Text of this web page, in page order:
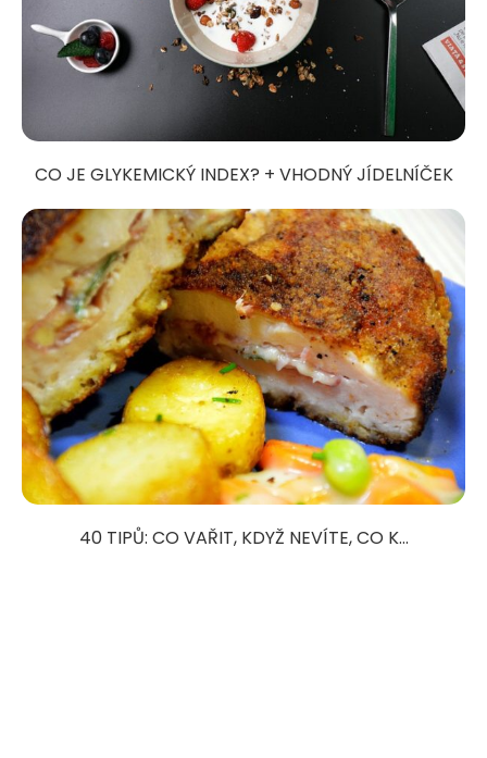
CO JE GLYKEMICKÝ INDEX? + VHODNÝ JÍDELNÍČEK
40 TIPŮ: CO VAŘIT, KDYŽ NEVÍTE, CO K...